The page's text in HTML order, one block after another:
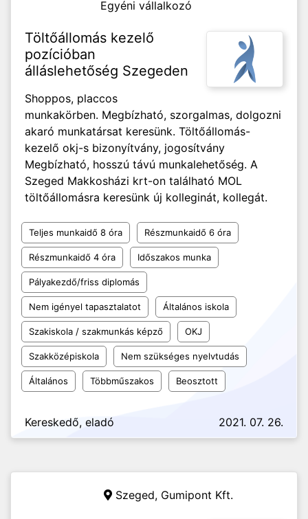
Egyéni vállalkozó
Töltőállomás kezelő
pozícióban
álláslehetőség Szegeden
Shoppos, placcos
munkakörben. Megbízható, szorgalmas, dolgozni
akaró munkatársat keresünk. Töltőállomás-
kezelő okj-s bizonyítvány, jogosítvány
Megbízható, hosszú távú munkalehetőség. A
Szeged Makkosházi krt-on található MOL
töltőállomásra keresünk új kolleginát, kollegát.
Teljes munkaidő 8 óra Részmunkaidő 6 óra
Részmunkaidő 4 óra Időszakos munka
Pályakezdő/friss diplomás
Nem igényel tapasztalatot Általános iskola
Szakiskola / szakmunkás képző OKJ
Szakközépiskola Nem szükséges nyelvtudás
Általános Többműszakos Beosztott
Kereskedő, eladó 2021. 07. 26.
Szeged, Gumipont Kft.